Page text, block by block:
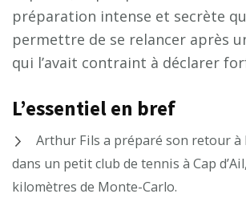
préparation intense et secrète
permettre de se relancer après
qui l’avait contraint à déclarer
L’essentiel en bref
Arthur Fils a préparé son retour à
dans un petit club de tennis à Cap
kilomètres de Monte-Carlo.